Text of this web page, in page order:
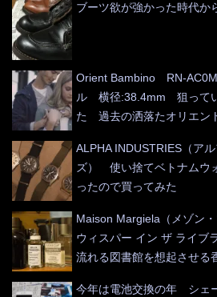
ブーツ欲が強かった時代か
Orient Bambino RN-
ル 横径:38.4mm 狙って
た 過去の洒落たオリエン
ALPHA INDUSTRIES（ア
ズ） 使い捨てベトナムウ
ったので買ってみた
Maison Margiela（メゾン
ウィスパー イン ザ ライ
流れる図書館を想起させる
今年は電池交換の年 シェ